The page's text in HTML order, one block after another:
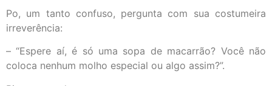
Po, um tanto confuso, pergunta com sua costumeira
irreverência:
– “Espere aí, é só uma sopa de macarrão? Você não
coloca nenhum molho especial ou algo assim?”.